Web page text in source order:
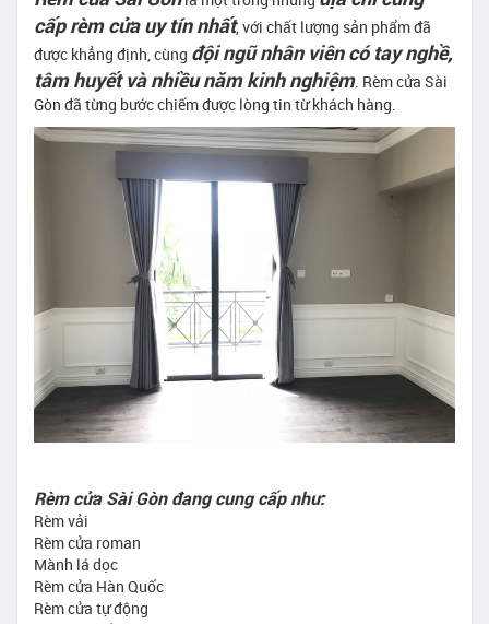
cấp rèm cửa uy tín nhất, với chất lượng sản phẩm đã
được khẳng định, cùng đội ngũ nhân viên có tay nghề,
tâm huyết và nhiều năm kinh nghiệm. Rèm cửa Sài
Gòn đã từng bước chiếm được lòng tin từ khách hàng.
Rèm cửa Sài Gòn đang cung cấp như:
Rèm vải
Rèm cửa roman
Mành lá dọc
Rèm cửa Hàn Quốc
Rèm cửa tự động